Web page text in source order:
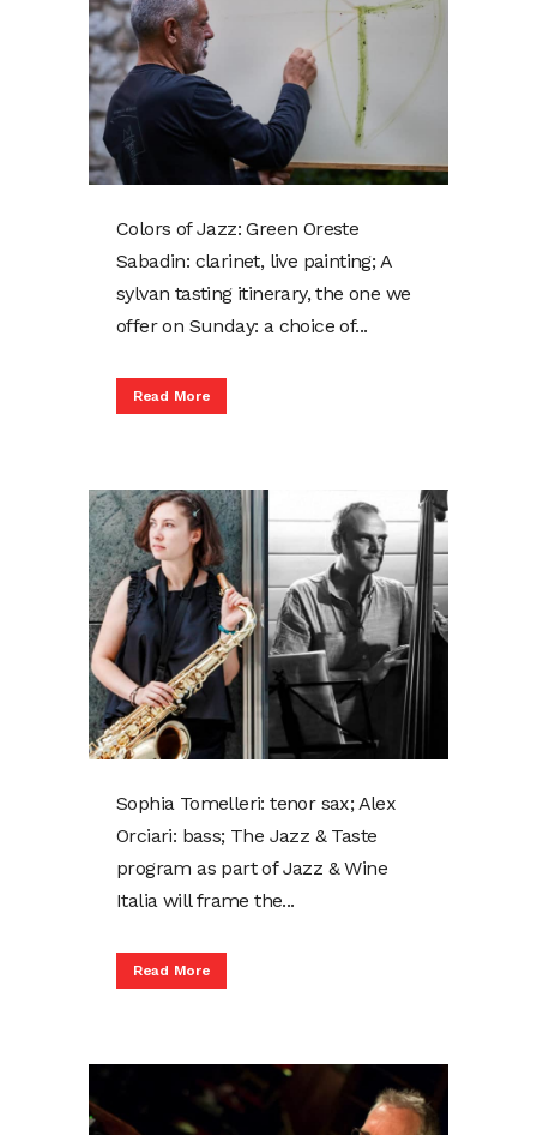
Colors of Jazz: Green Oreste
Sabadin: clarinet, live painting; A
sylvan tasting itinerary, the one we
offer on Sunday: a choice of...
Read More
Sophia Tomelleri: tenor sax; Alex
Orciari: bass; The Jazz & Taste
program as part of Jazz & Wine
Italia will frame the...
Read More